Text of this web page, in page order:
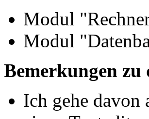
Modul
Modul
Bemerkungen zu
Ich gehe davon